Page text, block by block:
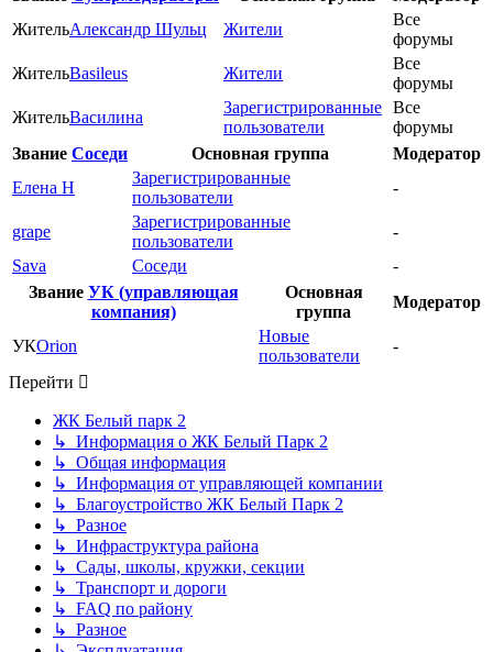
ЖительАлександр Шульц Жители
Все
форумы
ЖительBasileus Жители
Все
форумы
ЖительВасилина
Зарегистрированные
пользователи
Все
форумы
Звание Соседи Основная группа
Модератор
Елена Н
Зарегистрированные
пользователи
-
grape
Зарегистрированные
пользователи
-
Sava
Соседи
-
Звание УК (управляющая
компания)
Основная
группа
Модератор
УКOrion
Новые
пользователи
-
Перейти
ЖК Белый парк 2
↳ Информация о ЖК Белый Парк 2
↳ Общая информация
↳ Информация от управляющей компании
↳ Благоустройство ЖК Белый Парк 2
↳ Разное
↳ Инфраструктура района
↳ Сады, школы, кружки, секции
↳ Транспорт и дороги
↳ FAQ по району
↳ Разное